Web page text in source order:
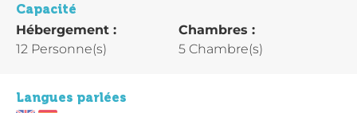
Capacité
Hébergement :
12 Personne(s)
Chambres :
5 Chambre(s)
Langues parlées